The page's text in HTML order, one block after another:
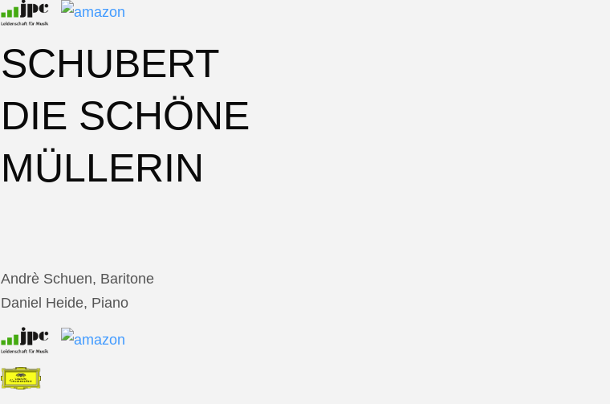
SCHUBERT
DIE SCHÖNE
MÜLLERIN
Andrè Schuen, Baritone
Daniel Heide, Piano